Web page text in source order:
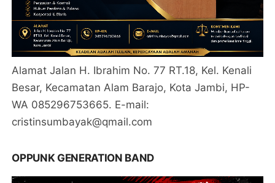
Alamat Jalan H. Ibrahim No. 77 RT.18, Kel. Kenali
Besar, Kecamatan Alam Barajo, Kota Jambi, HP-
WA 085296753665. E-mail:
cristinsumbayak@qmail.com
OPPUNK GENERATION BAND